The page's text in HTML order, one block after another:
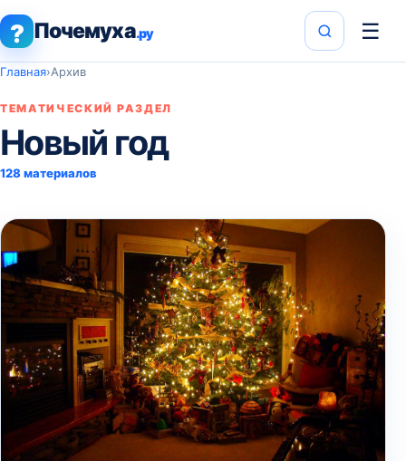
? Почемуха.ру ☰
Главная›Архив
ТЕМАТИЧЕСКИЙ РАЗДЕЛ
Новый год
128 материалов